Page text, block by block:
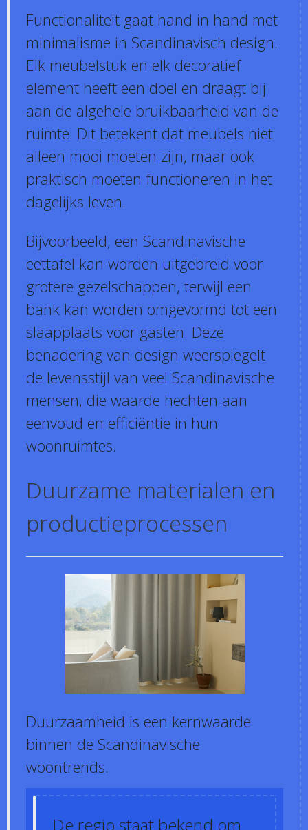
Functionaliteit gaat hand in hand met
minimalisme in Scandinavisch design.
Elk meubelstuk en elk decoratief
element heeft een doel en draagt bij
aan de algehele bruikbaarheid van de
ruimte. Dit betekent dat meubels niet
alleen mooi moeten zijn, maar ook
praktisch moeten functioneren in het
dagelijks leven.
Bijvoorbeeld, een Scandinavische
eettafel kan worden uitgebreid voor
grotere gezelschappen, terwijl een
bank kan worden omgevormd tot een
slaapplaats voor gasten. Deze
benadering van design weerspiegelt
de levensstijl van veel Scandinavische
mensen, die waarde hechten aan
eenvoud en efficiëntie in hun
woonruimtes.
Duurzame materialen en
productieprocessen
Duurzaamheid is een kernwaarde
binnen de Scandinavische
woontrends.
De regio staat bekend om